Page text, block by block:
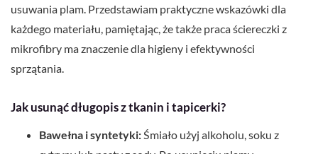
usuwania plam. Przedstawiam praktyczne wskazówki dla
każdego materiału, pamiętając, że także praca ściereczki z
mikrofibry ma znaczenie dla higieny i efektywności
sprzątania.
Jak usunąć długopis z tkanin i tapicerki?
Bawełna i syntetyki:Śmiało użyj alkoholu, soku z